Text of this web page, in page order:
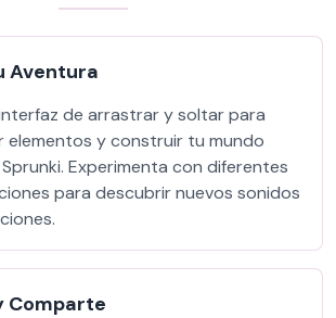
Aventura
de arrastrar y soltar para
elementos y construir tu mundo
Experimenta con diferentes
para descubrir nuevos sonidos
Comparte